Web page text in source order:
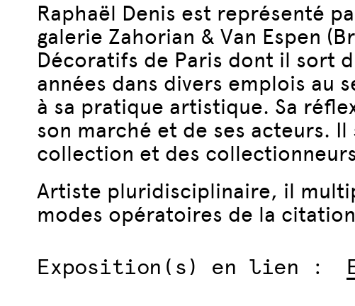
Raphaël Denis est représenté
galerie Zahorian & Van Espen
Décoratifs de Paris dont il sort
années dans divers emplois au
à sa pratique artistique. Sa
son marché et de ses acteurs.
collection et des
Artiste pluridisciplinaire, il
modes opératoires de la
Exposition(s) en lien :